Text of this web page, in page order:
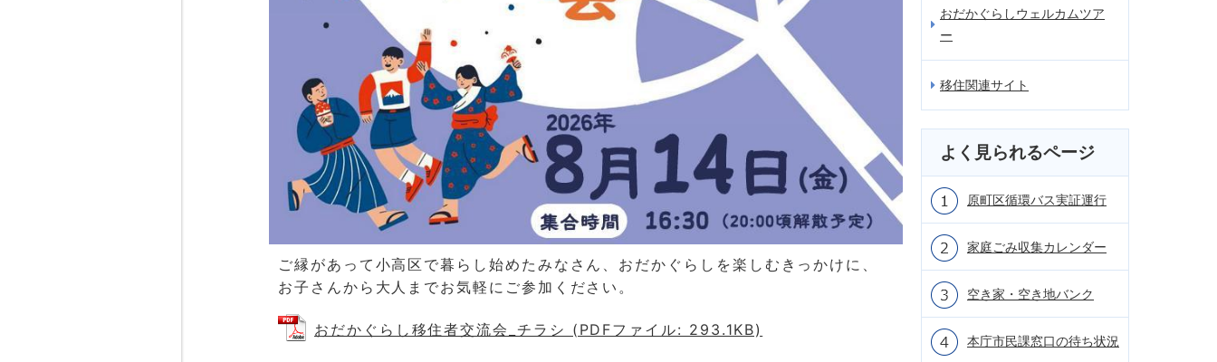
ご縁があって小高区で暮らし始めたみなさん、おだかぐらしを楽しむきっかけに、
お子さんから大人までお気軽にご参加ください。
おだかぐらし移住者交流会_チラシ (PDFファイル: 293.1KB)
おだかぐらしウェルカムツア
ー
移住関連サイト
よく見られるページ
原町区循環バス実証運行
家庭ごみ収集カレンダー
空き家・空き地バンク
本庁市民課窓口の待ち状況